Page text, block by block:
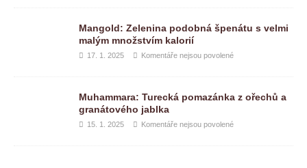
Mangold: Zelenina podobná špenátu s velmi
malým množstvím kalorií
17. 1. 2025 Komentáře nejsou povolené
Muhammara: Turecká pomazánka z ořechů a
granátového jablka
15. 1. 2025 Komentáře nejsou povolené